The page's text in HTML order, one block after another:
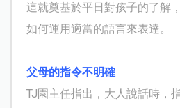
這就奠基於平日對孩子的了解
如何運用適當的語言來表達。
父母的指令不明確
TJ 園主任指出，大人說話時，